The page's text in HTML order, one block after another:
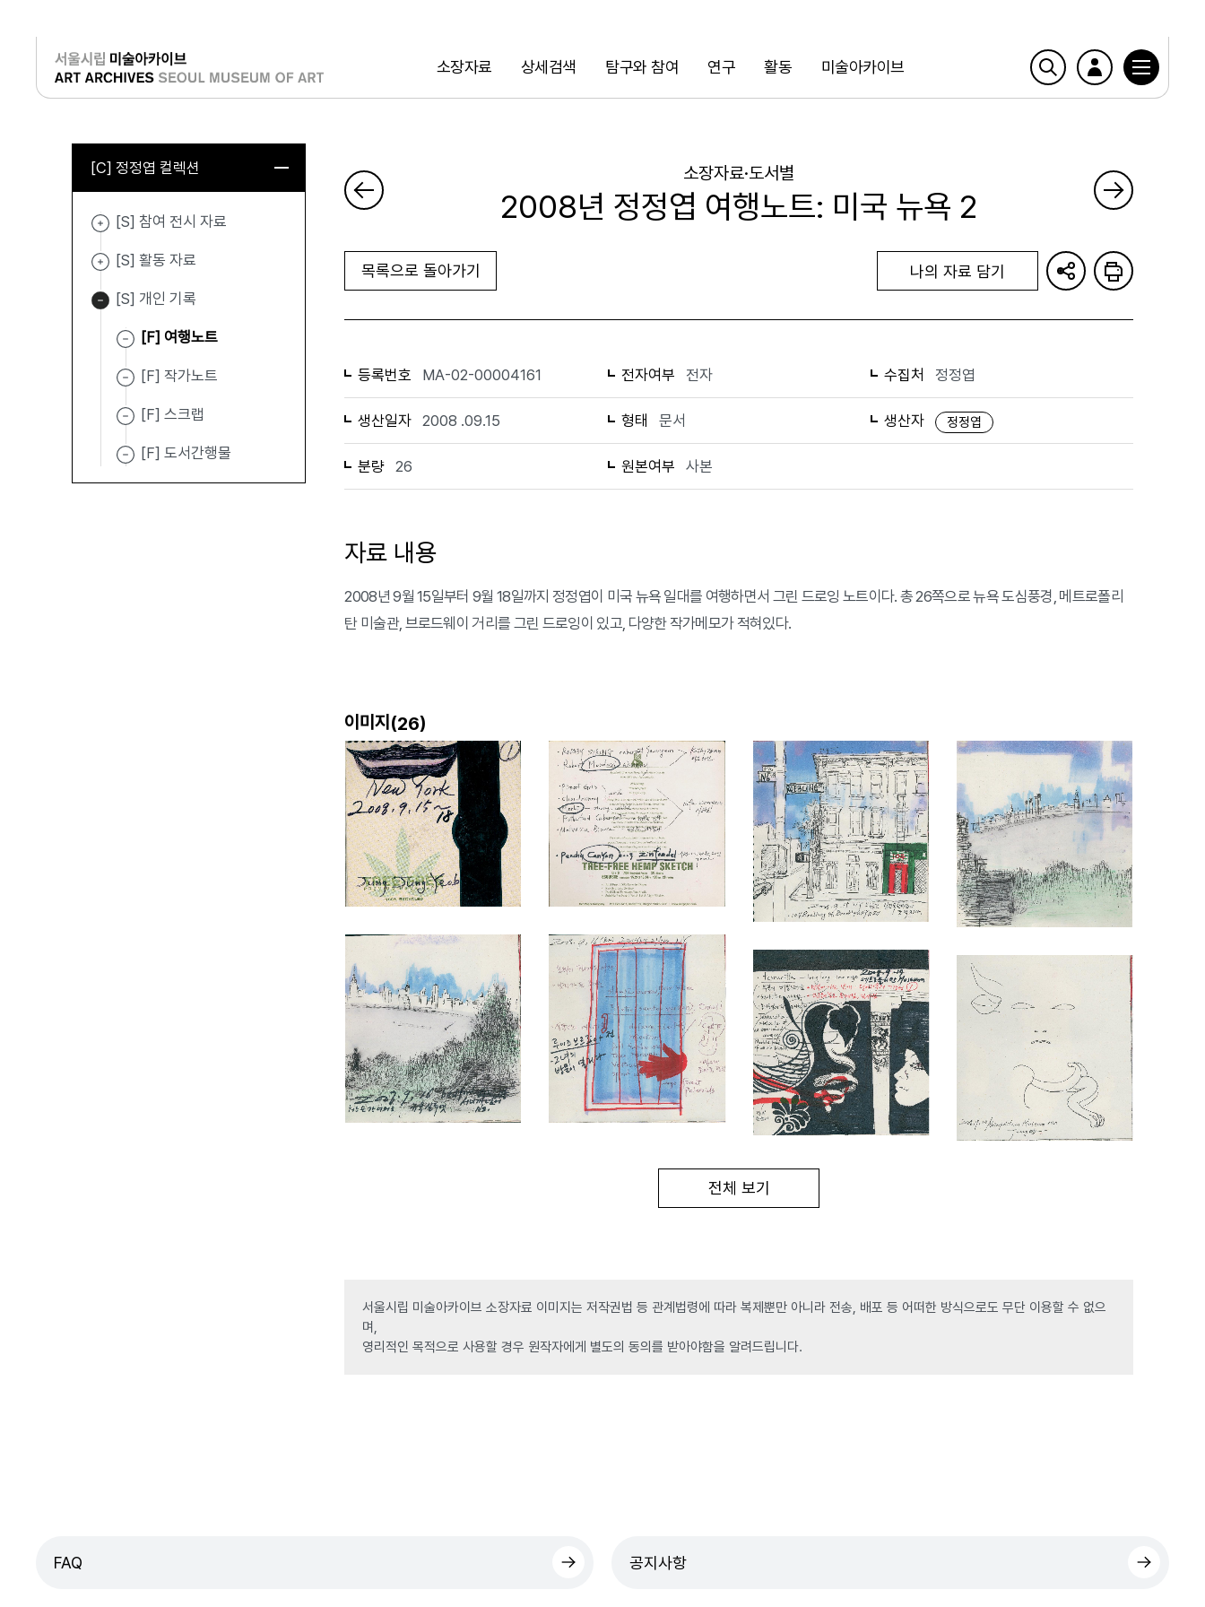
소장자료 상세검색 탐구와 참여 연구 활동 미술아카이브
검색
로그인
[C] 정정엽 컬렉션
[S] 참여 전시 자료
[S] 활동 자료
[S] 개인 기록
[F] 여행노트
[F] 작가노트
[F] 스크랩
[F] 도서간행물
소장자료·도서별
2008년 정정엽 여행노트: 미국 뉴욕 2
목록으로 돌아가기 나의 자료 담기
등록번호 MA-02-00004161 전자여부 전자 수집처 정정엽
생산일자 2008 .09.15 형태 문서 생산자 정정엽
분량 26 원본여부 사본
자료 내용
2008년 9월 15일부터 9월 18일까지 정정엽이 미국 뉴욕 일대를 여행하면서 그린 드로잉 노트이다. 총 26쪽으로 뉴욕 도심풍경, 메트로폴리
탄 미술관, 브로드웨이 거리를 그린 드로잉이 있고, 다양한 작가메모가 적혀있다.
이미지(26)
전체 보기
서울시립 미술아카이브 소장자료 이미지는 저작권법 등 관계법령에 따라 복제뿐만 아니라 전송, 배포 등 어떠한 방식으로도 무단 이용할 수 없으
며,
영리적인 목적으로 사용할 경우 원작자에게 별도의 동의를 받아야함을 알려드립니다.
FAQ 공지사항